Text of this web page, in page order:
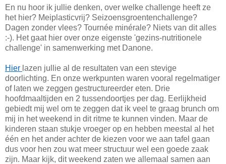
En nu hoor ik jullie denken, over welke challenge heeft ze
het hier? Meiplasticvrij? Seizoensgroentenchallenge?
Dagen zonder vlees? Tournée minérale? Niets van dit alles
:-). Het gaat hier over onze eigenste 'gezins-nutritionele
challenge' in samenwerking met Danone.
Hier lazen jullie al de resultaten van een stevige
doorlichting. En onze werkpunten waren vooral regelmatiger
of laten we zeggen gestructureerder eten. Drie
hoofdmaaltijden en 2 tussendoortjes per dag. Eerlijkheid
gebiedt mij wel om te zeggen dat ik veel te graag brunch om
mij in het weekend in dit ritme te kunnen vinden. Maar de
kinderen staan stukje vroeger op en hebben meestal al het
één en het ander achter de kiezen voor we aan tafel gaan
dus voor hen zou wat meer structuur wel een goede zaak
zijn. Maar kijk, dit weekend zaten we allemaal samen aan